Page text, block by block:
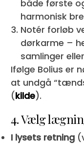
både første
harmonisk
Notér forløb
dørkarme –
samlinger
Ifølge Bolius er
at undgå
(kilde).
4. Vælg
I lysets retning